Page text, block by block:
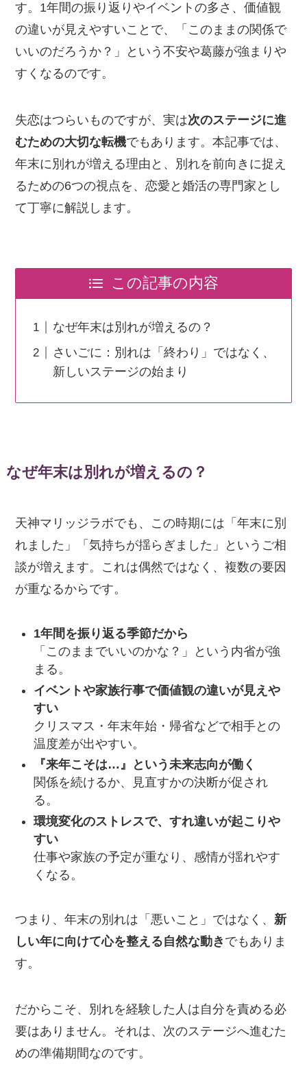
す。1年間の振り返りやイベントの多さ、価値観
の違いが見えやすいことで、「このままの関係で
いいのだろうか？」という不安や葛藤が強まりや
すくなるのです。
失恋はつらいものですが、実は次のステージに進
むための大切な転機でもあります。本記事では、
年末に別れが増える理由と、別れを前向きに捉え
るための6つの視点を、恋愛と婚活の専門家とし
て丁寧に解説します。
この記事の内容
なぜ年末は別れが増えるの？
さいごに：別れは「終わり」ではなく、
新しいステージの始まり
なぜ年末は別れが増えるの？
天神マリッジラボでも、この時期には「年末に別
れました」「気持ちが揺らぎました」というご相
談が増えます。これは偶然ではなく、複数の要因
が重なるからです。
1年間を振り返る季節だから
「このままでいいのかな？」という内省が強
まる。
イベントや家族行事で価値観の違いが見えや
すい
クリスマス・年末年始・帰省などで相手との
温度差が出やすい。
『来年こそは…』という未来志向が働く
関係を続けるか、見直すかの決断が促され
る。
環境変化のストレスで、すれ違いが起こりや
すい
仕事や家族の予定が重なり、感情が揺れやす
くなる。
つまり、年末の別れは「悪いこと」ではなく、 新
しい年に向けて心を整える自然な動き でもありま
す。
だからこそ、別れを経験した人は自分を責める必
要はありません。それは、次のステージへ進むた
めの準備期間なのです。